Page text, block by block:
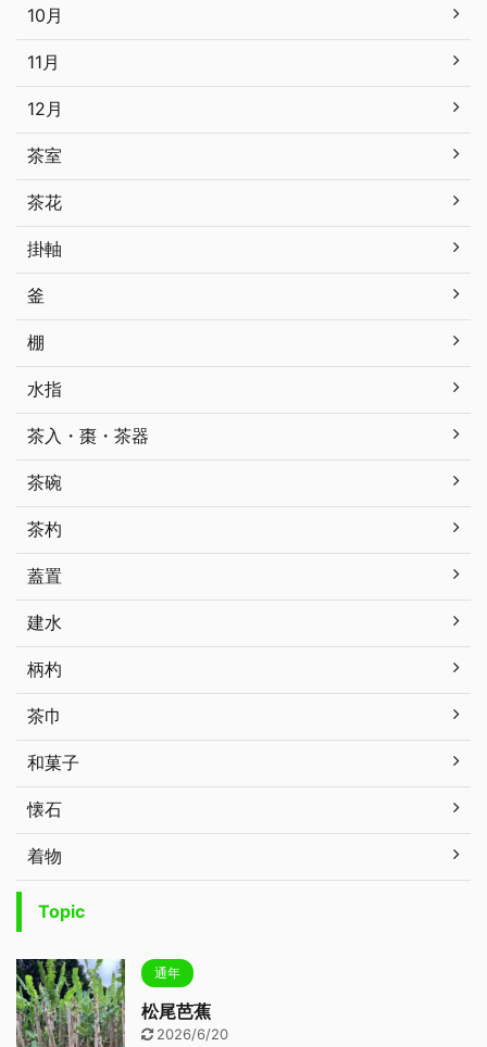
10月
11月
12月
茶室
茶花
掛軸
釜
棚
水指
茶入・棗・茶器
茶碗
茶杓
蓋置
建水
柄杓
茶巾
和菓子
懐石
着物
Topic
通年
松尾芭蕉
2026/6/20